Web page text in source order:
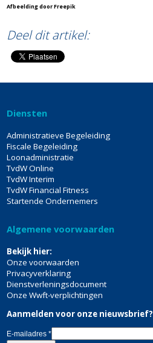
Afbeelding door Freepik
Deel dit artikel:
Diensten
Administratieve Begeleiding
Fiscale Begeleiding
Loonadministratie
TvdW Online
TvdW Interim
TvdW Financial Fitness
Startende Ondernemers
Algemene voorwaarden
Bekijk hier:
Onze voorwaarden
Privacyverklaring
Dienstverleningsdocument
Onze Wwft-verplichtingen
Aanmelden voor onze nieuwsbrief?
E-mailadres*